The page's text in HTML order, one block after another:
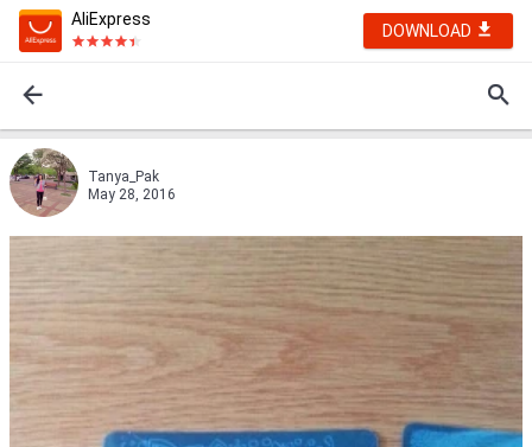
AliExpress
DOWNLOAD
Tanya_Pak
May 28, 2016